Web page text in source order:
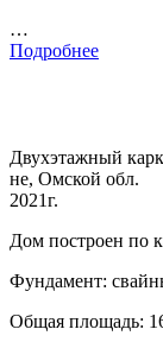
…
Подробнее
Двухэтажный
не, Омской обл.
2021г.
Дом построен по
Фундамент:
Общая площадь: